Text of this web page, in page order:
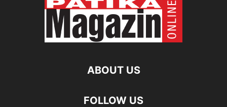
ABOUT US
FOLLOW US